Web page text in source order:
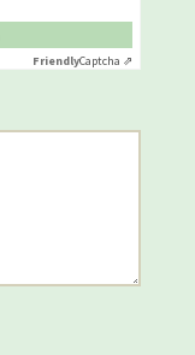
FriendlyCaptcha ⇗